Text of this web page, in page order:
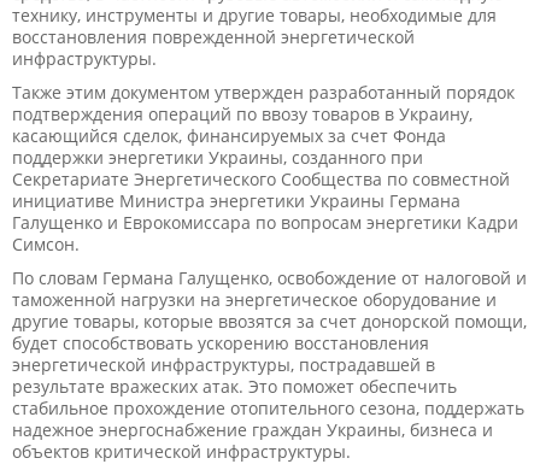
технику, инструменты и другие товары, необходимые для
восстановления поврежденной энергетической
инфраструктуры.
Также этим документом утвержден разработанный порядок
подтверждения операций по ввозу товаров в Украину,
касающийся сделок, финансируемых за счет Фонда
поддержки энергетики Украины, созданного при
Секретариате Энергетического Сообщества по совместной
инициативе Министра энергетики Украины Германа
Галущенко и Еврокомиссара по вопросам энергетики Кадри
Симсон.
По словам Германа Галущенко, освобождение от налоговой и
таможенной нагрузки на энергетическое оборудование и
другие товары, которые ввозятся за счет донорской помощи,
будет способствовать ускорению восстановления
энергетической инфраструктуры, пострадавшей в
результате вражеских атак. Это поможет обеспечить
стабильное прохождение отопительного сезона, поддержать
надежное энергоснабжение граждан Украины, бизнеса и
объектов критической инфраструктуры.